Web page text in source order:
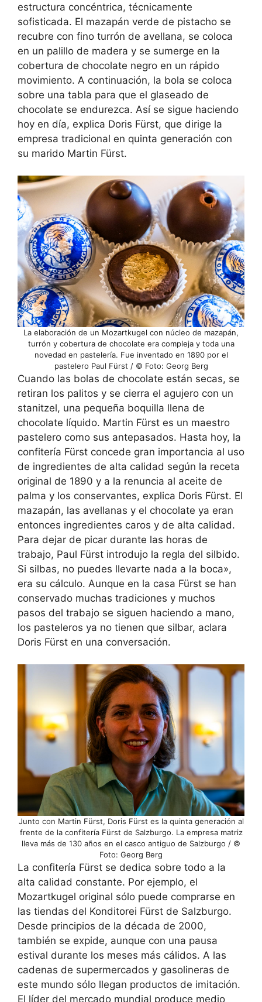
estructura concéntrica, técnicamente
sofisticada. El mazapán verde de pistacho se
recubre con fino turrón de avellana, se coloca
en un palillo de madera y se sumerge en la
cobertura de chocolate negro en un rápido
movimiento. A continuación, la bola se coloca
sobre una tabla para que el glaseado de
chocolate se endurezca. Así se sigue haciendo
hoy en día, explica Doris Fürst, que dirige la
empresa tradicional en quinta generación con
su marido Martin Fürst.
La elaboración de un Mozartkugel con núcleo de mazapán,
turrón y cobertura de chocolate era compleja y toda una
novedad en pastelería. Fue inventado en 1890 por el
pastelero Paul Fürst / © Foto: Georg Berg
Cuando las bolas de chocolate están secas, se
retiran los palitos y se cierra el agujero con un
stanitzel, una pequeña boquilla llena de
chocolate líquido. Martin Fürst es un maestro
pastelero como sus antepasados. Hasta hoy, la
confitería Fürst concede gran importancia al uso
de ingredientes de alta calidad según la receta
original de 1890 y a la renuncia al aceite de
palma y los conservantes, explica Doris Fürst. El
mazapán, las avellanas y el chocolate ya eran
entonces ingredientes caros y de alta calidad.
Para dejar de picar durante las horas de
trabajo, Paul Fürst introdujo la regla del silbido.
Si silbas, no puedes llevarte nada a la boca»,
era su cálculo. Aunque en la casa Fürst se han
conservado muchas tradiciones y muchos
pasos del trabajo se siguen haciendo a mano,
los pasteleros ya no tienen que silbar, aclara
Doris Fürst en una conversación.
Junto con Martin Fürst, Doris Fürst es la quinta generación al
frente de la confitería Fürst de Salzburgo. La empresa matriz
lleva más de 130 años en el casco antiguo de Salzburgo / ©
Foto: Georg Berg
La confitería Fürst se dedica sobre todo a la
alta calidad constante. Por ejemplo, el
Mozartkugel original sólo puede comprarse en
las tiendas del Konditorei Fürst de Salzburgo.
Desde principios de la década de 2000,
también se expide, aunque con una pausa
estival durante los meses más cálidos. A las
cadenas de supermercados y gasolineras de
este mundo sólo llegan productos de imitación.
El líder del mercado mundial produce medio